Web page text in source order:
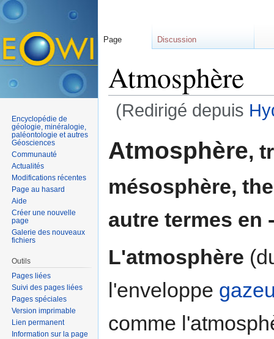
Atmosphère
(Redirigé depuis
Atmosphère,
mésosphère,
autre termes en -
L'atmosphère
l'enveloppe
comme
Page Discussion
Encyclopédie de
géologie, minéralogie,
paléontologie et autres
Géosciences
Communauté
Actualités
Modifications récentes
Page au hasard
Aide
Créer une nouvelle
page
Galerie des nouveaux
fichiers
Outils
Pages liées
Suivi des pages liées
Pages spéciales
Version imprimable
Lien permanent
Information sur la page